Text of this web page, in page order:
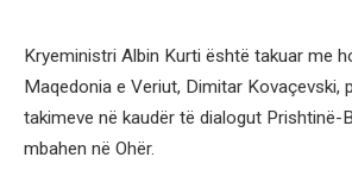
Kryeministri Albin Kurti është takuar me
Maqedonia e Veriut, Dimitar Kovaçevski,
takimeve në kaudër të dialogut Prishtinë-
mbahen në Ohër.